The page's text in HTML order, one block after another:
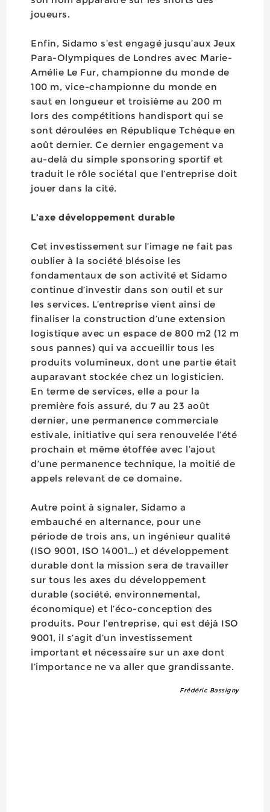
joueurs.
Enfin, Sidamo s’est engagé jusqu’aux Jeux
Para-Olympiques de Londres avec Marie-
Amélie Le Fur, championne du monde de
100 m, vice-championne du monde en
saut en longueur et troisième au 200 m
lors des compétitions handisport qui se
sont déroulées en République Tchèque en
août dernier. Ce dernier engagement va
au-delà du simple sponsoring sportif et
traduit le rôle sociétal que l’entreprise doit
jouer dans la cité.
L’axe développement durable
Cet investissement sur l’image ne fait pas
oublier à la société blésoise les
fondamentaux de son activité et Sidamo
continue d’investir dans son outil et sur
les services. L’entreprise vient ainsi de
finaliser la construction d’une extension
logistique avec un espace de 800 m2 (12 m
sous pannes) qui va accueillir tous les
produits volumineux, dont une partie était
auparavant stockée chez un logisticien.
En terme de services, elle a pour la
première fois assuré, du 7 au 23 août
dernier, une permanence commerciale
estivale, initiative qui sera renouvelée l’été
prochain et même étoffée avec l’ajout
d’une permanence technique, la moitié de
appels relevant de ce domaine.
Autre point à signaler, Sidamo a
embauché en alternance, pour une
période de trois ans, un ingénieur qualité
(ISO 9001, ISO 14001…) et développement
durable dont la mission sera de travailler
sur tous les axes du développement
durable (société, environnemental,
économique) et l’éco-conception des
produits. Pour l’entreprise, qui est déjà ISO
9001, il s’agit d’un investissement
important et nécessaire sur un axe dont
l’importance ne va aller que grandissante.
Frédéric Bassigny